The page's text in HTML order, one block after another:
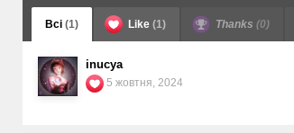
Всі (1) Like (1) Thanks (0)
inucya
5 жовтня, 2024